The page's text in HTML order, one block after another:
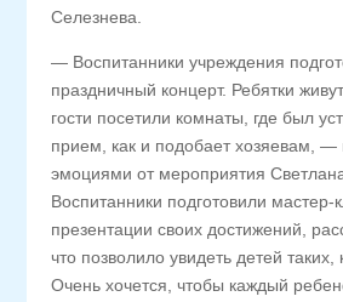
Селезнева.
— Воспитанники учреждения
праздничный концерт. Ребятки
гости посетили комнаты, где был
прием, как и подобает хозяевам, —
эмоциями от мероприятия
Воспитанники подготовили мастер-
презентации своих достижений,
что позволило увидеть детей таких,
Очень хочется, чтобы каждый